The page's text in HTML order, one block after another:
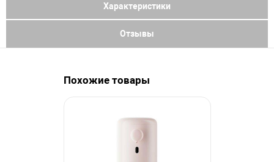
Характеристики
Отзывы
Похожие товары